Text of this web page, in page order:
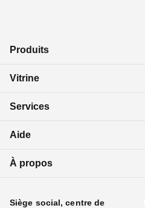
Produits
Vitrine
Services
Aide
À propos
Siège social, centre de